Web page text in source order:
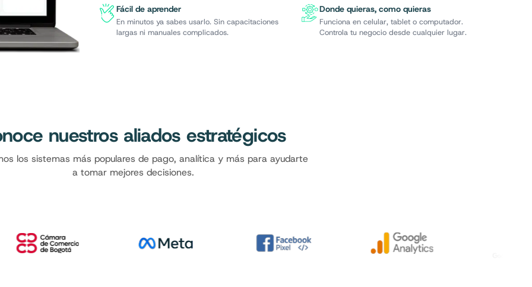
Fácil de aprender
En minutos ya sabes usarlo. Sin capacitaciones
largas ni manuales complicados.
Donde quieras, como quieras
Funciona en celular, tablet o computador.
Controla tu negocio desde cualquier lugar.
nuestros aliados estratégicos
los sistemas más populares de pago, analítica y más para ayudarte
a tomar mejores decisiones.